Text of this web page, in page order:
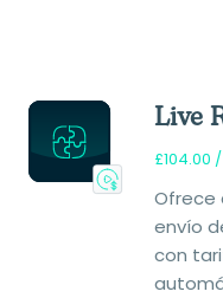
Live
£104.00
Ofrece
envío
con